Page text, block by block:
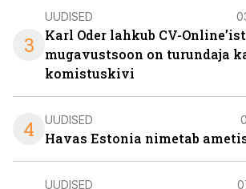
3
UUDISED
Karl Oder lahkub CV-
mugavustsoon on turundaja
komistuskivi
4 UUDISED
Havas Estonia nimetab
UUDISED